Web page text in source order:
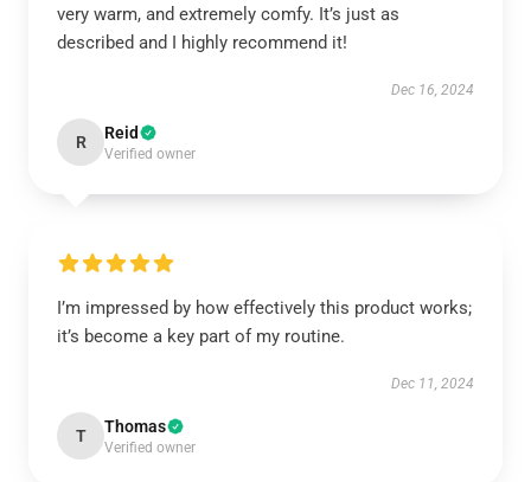
very warm, and extremely comfy. It’s just as
described and I highly recommend it!
Dec 16, 2024
R Reid
Verified owner
I’m impressed by how effectively this product works;
it’s become a key part of my routine.
Dec 11, 2024
T Thomas
Verified owner